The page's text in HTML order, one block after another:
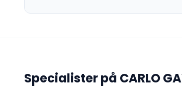
Specialister på CARLO